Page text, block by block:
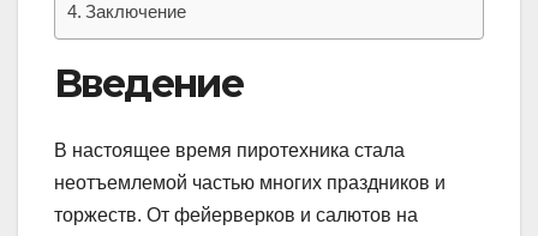
Заключение
Введение
В настоящее время пиротехника стала
неотъемлемой частью многих праздников и
торжеств. От фейерверков и салютов на